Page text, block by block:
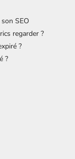
SEO
regarder ?
?
?